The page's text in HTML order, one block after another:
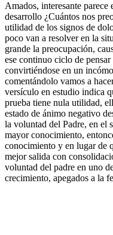
Amados, interesante parece
desarrollo ¿Cuántos nos
utilidad de los signos de
poco van a resolver en la
grande la preocupación,
ese continuo ciclo de
convirtiéndose en un
comentándolo vamos a
versículo en estudio indica
prueba tiene nula utilidad,
estado de ánimo negativo
la voluntad del Padre, en el
mayor conocimiento,
conocimiento y en lugar de
mejor salida con
voluntad del padre en uno
crecimiento, apegados a la